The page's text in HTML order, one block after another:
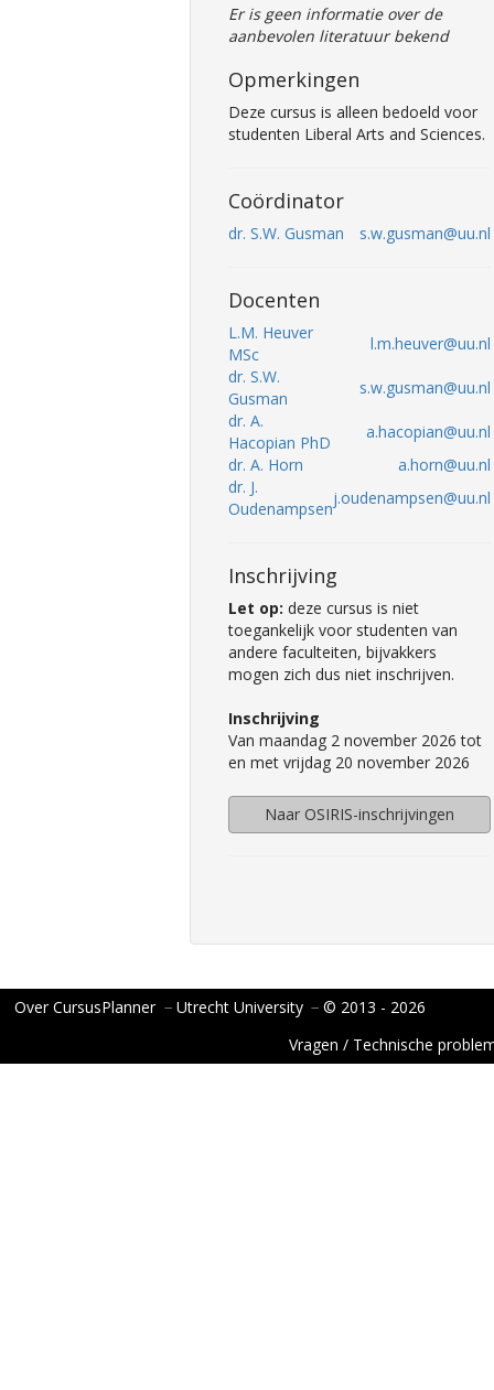
Er is geen informatie over de
aanbevolen literatuur bekend
Opmerkingen
Deze cursus is alleen bedoeld voor
studenten Liberal Arts and Sciences.
Coördinator
dr. S.W. Gusman s.w.gusman@uu.nl
Docenten
L.M. Heuver
MSc
l.m.heuver@uu.nl
dr. S.W.
Gusman
s.w.gusman@uu.nl
dr. A.
Hacopian PhD
a.hacopian@uu.nl
dr. A. Horn
a.horn@uu.nl
dr. J.
Oudenampsen
j.oudenampsen@uu.nl
Inschrijving
Let op: deze cursus is niet
toegankelijk voor studenten van
andere faculteiten, bijvakkers
mogen zich dus niet inschrijven.
Inschrijving
Van maandag 2 november 2026 tot
en met vrijdag 20 november 2026
Naar OSIRIS-inschrijvingen
Over CursusPlanner − Utrecht University − © 2013 - 2026
Vragen / Technische